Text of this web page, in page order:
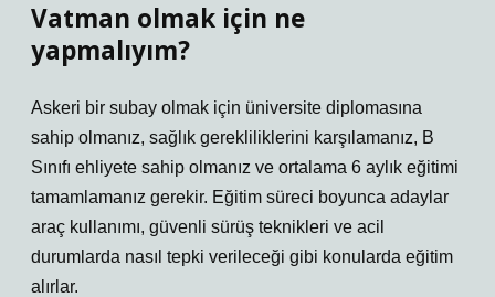
Vatman olmak için ne
yapmalıyım?
Askeri bir subay olmak için üniversite diplomasına
sahip olmanız, sağlık gerekliliklerini karşılamanız, B
Sınıfı ehliyete sahip olmanız ve ortalama 6 aylık eğitimi
tamamlamanız gerekir. Eğitim süreci boyunca adaylar
araç kullanımı, güvenli sürüş teknikleri ve acil
durumlarda nasıl tepki verileceği gibi konularda eğitim
alırlar.